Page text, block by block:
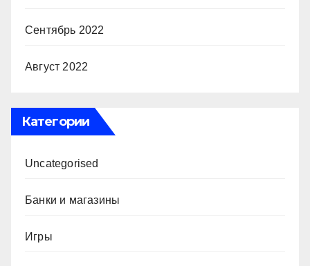
Сентябрь 2022
Август 2022
Категории
Uncategorised
Банки и магазины
Игры